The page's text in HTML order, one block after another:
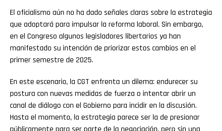
El oficialismo aún no ha dado señales claras sobre la estrategia
que adoptará para impulsar la reforma laboral. Sin embargo,
en el Congreso algunos legisladores libertarios ya han
manifestado su intención de priorizar estos cambios en el
primer semestre de 2025.
En este escenario, la CGT enfrenta un dilema: endurecer su
postura con nuevas medidas de fuerza o intentar abrir un
canal de diálogo con el Gobierno para incidir en la discusión.
Hasta el momento, la estrategia parece ser la de presionar